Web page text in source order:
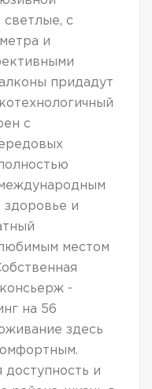
с
и
придадут
с
здоровье и
местом
-
на 56
здесь
доступность и